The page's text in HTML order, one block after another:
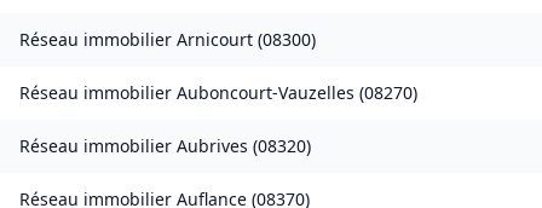
Réseau immobilier Arnicourt (08300)
Réseau immobilier Auboncourt-Vauzelles (08270)
Réseau immobilier Aubrives (08320)
Réseau immobilier Auflance (08370)